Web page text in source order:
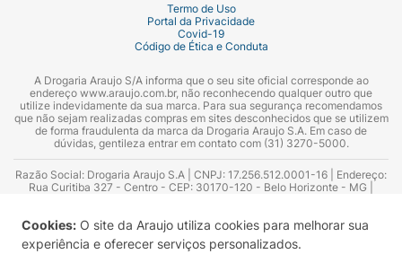
Cookies: O site da Araujo utiliza cookies para melhorar sua
experiência e oferecer serviços personalizados.
Termo de Uso
Portal da Privacidade
Covid-19
Código de Ética e Conduta
A Drogaria Araujo S/A informa que o seu site oficial corresponde ao
endereço www.araujo.com.br, não reconhecendo qualquer outro que
utilize indevidamente da sua marca. Para sua segurança recomendamos
que não sejam realizadas compras em sites desconhecidos que se utilizem
de forma fraudulenta da marca da Drogaria Araujo S.A. Em caso de
dúvidas, gentileza entrar em contato com (31) 3270-5000.
Razão Social: Drogaria Araujo S.A | CNPJ: 17.256.512.0001-16 | Endereço:
Rua Curitiba 327 - Centro - CEP: 30170-120 - Belo Horizonte - MG |
Azevedo Guimarães – CRF 10.965 | Yasmin Silva Alvarenga – CRF 52.584 -
Consultor substituto: Thiago Aguiar Pinheiro - CRF Nº 13.748. Alvará
Sanitário: 2025020713 | Autorização de Funcionamento da Empresa (AFE):